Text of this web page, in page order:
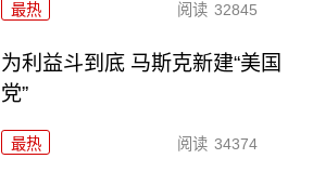
最热 阅读 32845
为利益斗到底 马斯克新建“美国
党”
最热 阅读 34374